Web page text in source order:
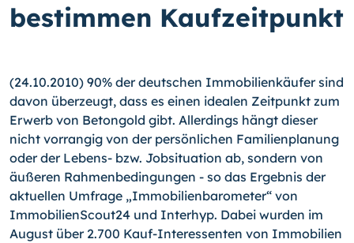
bestimmen Kaufzeitpunkt
(24.10.2010) 90% der deutschen Immobilienkäufer sind
davon überzeugt, dass es einen idealen Zeitpunkt zum
Erwerb von Betongold gibt. Allerdings hängt dieser
nicht vorrangig von der persönlichen Familienplanung
oder der Lebens- bzw. Jobsituation ab, sondern von
äußeren Rahmenbedingungen - so das Ergebnis der
aktuellen Umfrage „Immobilienbarometer“ von
ImmobilienScout24 und Interhyp. Dabei wurden im
August über 2.700 Kauf-Interessenten von Immobilien